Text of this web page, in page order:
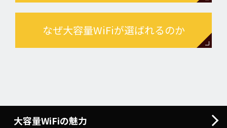
なぜ大容量WiFiが選ばれるのか
大容量WiFiの魅力